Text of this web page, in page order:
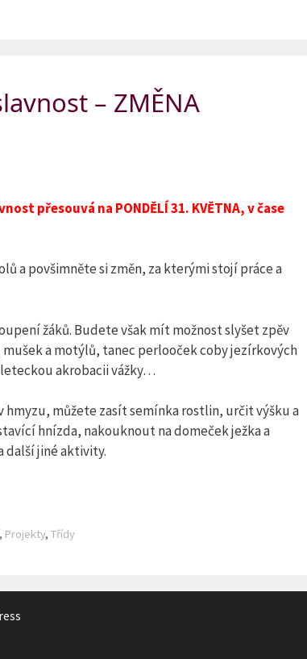
– ZMĚNA
přesouvá na PONDĚLÍ 31. KVĚTNA, v čase
a povšimněte si změn, za kterými stojí práce a
žáků. Budete však mít možnost slyšet zpěv
a motýlů, tanec perlooček coby jezírkových
akrobacii vážky…
můžete zasít semínka rostlin, určit výšku a
hnízda, nakouknout na domeček ježka a
další jiné aktivity.
Projekty, Třídy